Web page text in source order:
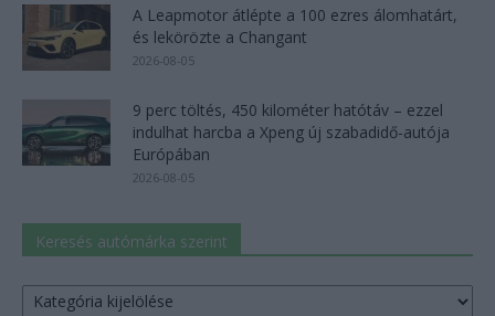
A Leapmotor átlépte a 100 ezres álomhatárt,
és lekörözte a Changant
2026-08-05
9 perc töltés, 450 kilométer hatótáv – ezzel
indulhat harcba a Xpeng új szabadidő-autója
Európában
2026-08-05
Keresés autómárka szerint
Keresés
autómárka